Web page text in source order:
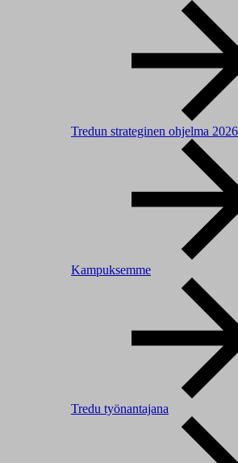
Tredun strateginen ohjelma
Kampuksemme
Tredu työnantajana